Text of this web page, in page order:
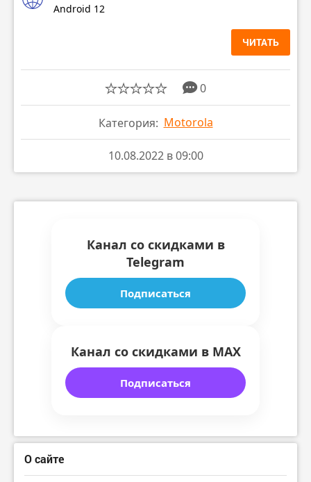
Android 12
ЧИТАТЬ
0
Категория: Motorola
10.08.2022 в 09:00
Канал со скидками в
Telegram
Подписаться
Канал со скидками в MAX
Подписаться
О сайте